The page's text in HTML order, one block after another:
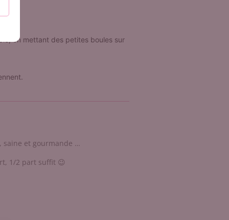
en mettant des petites boules sur
saine et gourmande …
1/2 part suffit 😉